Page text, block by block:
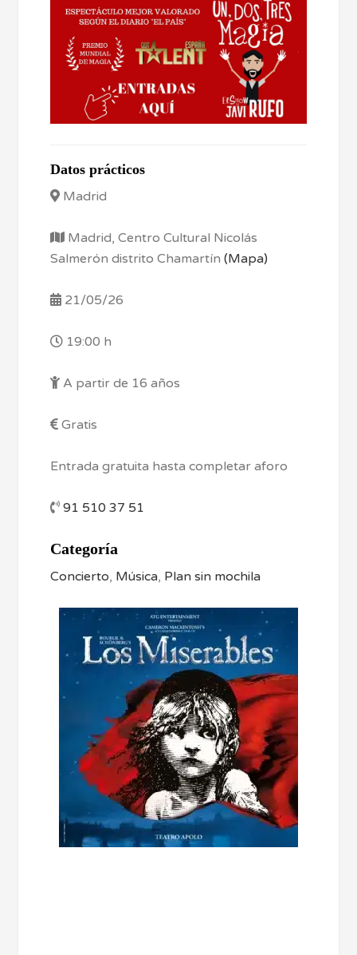
Datos prácticos
Madrid
Madrid, Centro Cultural Nicolás
Salmerón distrito Chamartín(Mapa)
21/05/26
19:00 h
A partir de 16 años
Gratis
Entrada gratuita hasta completar aforo
91 510 37 51
Categoría
Concierto, Música, Plan sin mochila